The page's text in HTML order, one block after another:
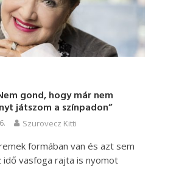
gond, hogy már nem
játszom a színpadon”
Szurovecz Kitti
formában van és azt sem
idő vasfoga rajta is nyomot